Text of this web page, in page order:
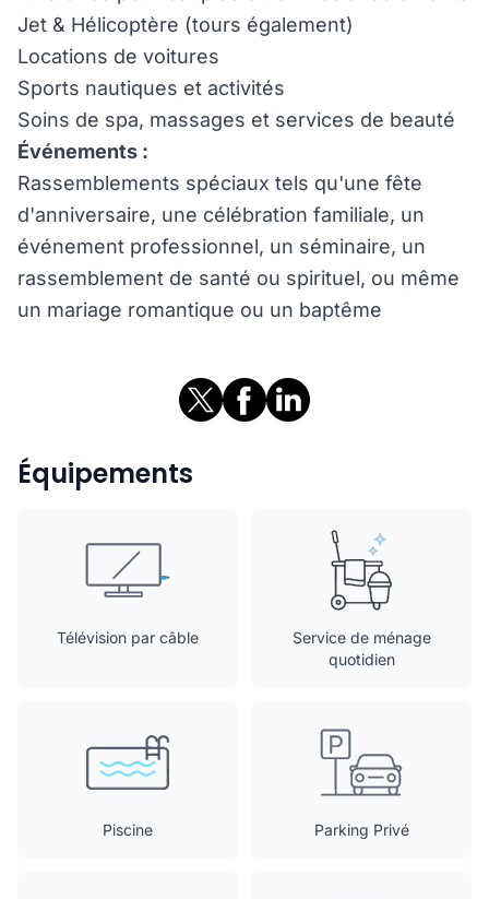
Jet & Hélicoptère (tours également)
Locations de voitures
Sports nautiques et activités
Soins de spa, massages et services de beauté
Événements :
Rassemblements spéciaux tels qu'une fête
d'anniversaire, une célébration familiale, un
événement professionnel, un séminaire, un
rassemblement de santé ou spirituel, ou même
un mariage romantique ou un baptême
Équipements
Télévision par câble
Service de ménage
quotidien
Piscine Parking Privé